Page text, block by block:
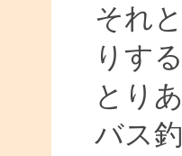
それ
りす
とり
バス